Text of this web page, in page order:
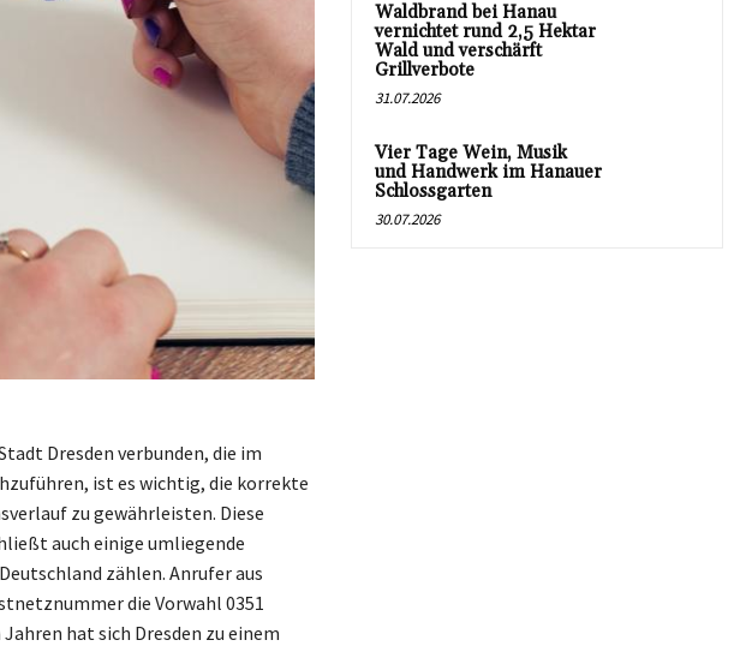
Dresden verbunden, die im
ist es wichtig, die korrekte
zu gewährleisten. Diese
auch einige umliegende
zählen. Anrufer aus
die Vorwahl 0351
hat sich Dresden zu einem
Waldbrand bei Hanau
vernichtet rund 2,5 Hektar
Wald und verschärft
Grillverbote
31.07.2026
Vier Tage Wein, Musik
und Handwerk im Hanauer
Schlossgarten
30.07.2026